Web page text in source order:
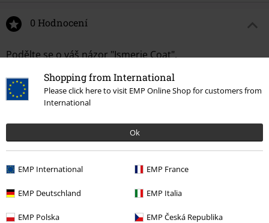
Shopping from International
Please click here to visit EMP Online Shop for customers from
International
Ok
EMP International EMP France
EMP Deutschland EMP Italia
EMP Polska EMP Česká Republika
0 Hodnocení
Podělte se o váš názor "Ismerie Coat".
Napsat hodnocení